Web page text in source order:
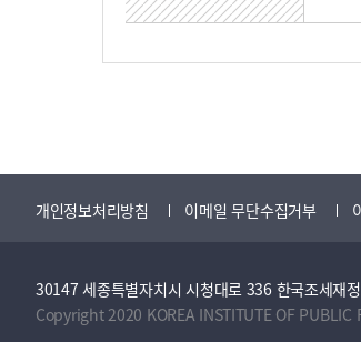
개인정보처리방침 이메일 무단수집거부
30147 세종특별자치시 시청대로 336 한국조세
Copyright 2020 KOREA INSTITUTE OF PUBLIC